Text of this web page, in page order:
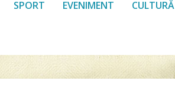
SPORT EVENIMENT CULTURĂ